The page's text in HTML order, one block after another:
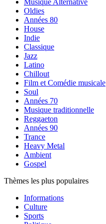
Musique Alternative
Oldies
Années 80
House
Indie
Classique
Jazz
Latino
Chillout
Film et Comédie musicale
Soul
Années 70
Musique traditionnelle
Reggaeton
Années 90
Trance
Heavy Metal
Ambient
Gospel
Thèmes les plus populaires
Informations
Culture
Sports